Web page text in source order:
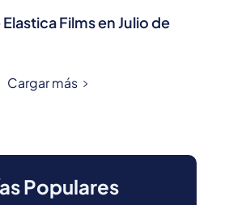
Films en Julio de
Cargar más
Populares